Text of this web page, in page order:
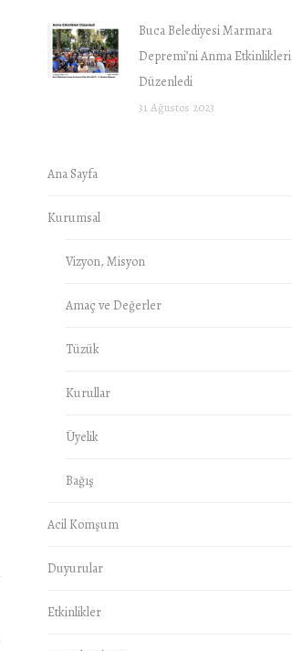
Buca Belediyesi Marmara
Depremi’ni Anma Etkinlikleri
Düzenledi
31 Ağustos 2023
Ana Sayfa
Kurumsal
Vizyon, Misyon
Amaç ve Değerler
Tüzük
Kurullar
Üyelik
Bağış
Acil Komşum
Duyurular
Etkinlikler